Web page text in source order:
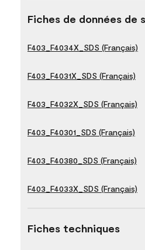
Fiches de données de
F403_F4034X_SDS (Français)
F403_F4031X_SDS (Français)
F403_F4032X_SDS (Français)
F403_F40301_SDS (Français)
F403_F40380_SDS (Français)
F403_F4033X_SDS (Français)
Fiches techniques